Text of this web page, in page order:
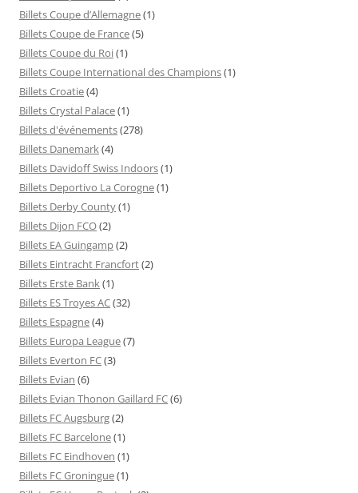
Billets Coupe d’Allemagne(1)
Billets Coupe de France(5)
Billets Coupe du Roi(1)
Billets Coupe International des Champions(1)
Billets Croatie(4)
Billets Crystal Palace(1)
Billets d'événements(278)
Billets Danemark(4)
Billets Davidoff Swiss Indoors(1)
Billets Deportivo La Corogne(1)
Billets Derby County(1)
Billets Dijon FCO(2)
Billets EA Guingamp(2)
Billets Eintracht Francfort(2)
Billets Erste Bank(1)
Billets ES Troyes AC(32)
Billets Espagne(4)
Billets Europa League(7)
Billets Everton FC(3)
Billets Evian (6)
Billets Evian Thonon Gaillard FC(6)
Billets FC Augsburg(2)
Billets FC Barcelone(1)
Billets FC Eindhoven (1)
Billets FC Groningue(1)